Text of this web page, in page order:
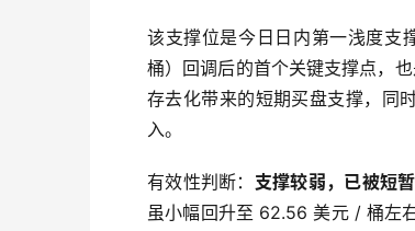
该支撑位是今日日内第一浅度支
桶）回调后的首个关键支撑点，
存去化带来的短期买盘支撑，同
入。
有效性判断： 支撑较弱，已被短
虽小幅回升至 62.56 美元 / 桶左